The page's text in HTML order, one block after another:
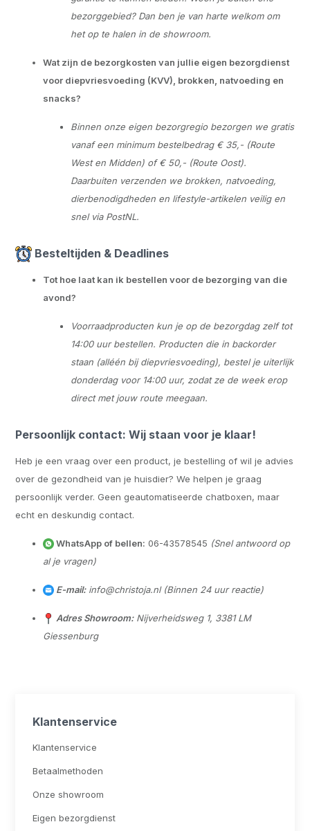
Klantenservice
Klantenservice
Betaalmethoden
Onze showroom
Eigen bezorgdienst
bezorggebied? Dan ben je van harte welkom om
het op te halen in de showroom.
Wat zijn de bezorgkosten van jullie eigen bezorgdienst
voor diepvriesvoeding (KVV), brokken, natvoeding en
snacks?
Binnen onze eigen bezorgregio bezorgen we gratis
vanaf een minimum bestelbedrag € 35,- (Route
West en Midden) of € 50,- (Route Oost).
Daarbuiten verzenden we brokken, natvoeding,
dierbenodigdheden en lifestyle-artikelen veilig en
snel via PostNL.
Besteltijden & Deadlines
Tot hoe laat kan ik bestellen voor de bezorging van die
avond?
Voorraadproducten kun je op de bezorgdag zelf tot
14:00 uur bestellen. Producten die in backorder
staan (alléén bij diepvriesvoeding), bestel je uiterlijk
donderdag voor 14:00 uur, zodat ze de week erop
direct met jouw route meegaan.
Persoonlijk contact: Wij staan voor je klaar!
Heb je een vraag over een product, je bestelling of wil je advies
over de gezondheid van je huisdier? We helpen je graag
persoonlijk verder. Geen geautomatiseerde chatboxen, maar
echt en deskundig contact.
WhatsApp of bellen: 06-43578545 (Snel antwoord op
al je vragen)
E-mail: info@christoja.nl(Binnen 24 uur reactie)
Adres Showroom:Nijverheidsweg 1, 3381 LM
Giessenburg